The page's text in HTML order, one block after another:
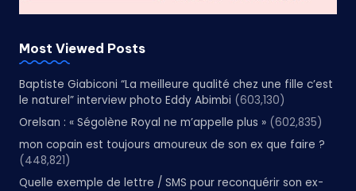
Most Viewed Posts
Baptiste Giabiconi “La meilleure qualité chez une fille c’est
le naturel” interview photo Eddy Abimbi (603,130)
Orelsan : « Ségolène Royal ne m’appelle plus » (602,835)
mon copain est toujours amoureux de son ex que faire ?
(448,821)
Quelle exemple de lettre / SMS pour reconquérir son ex-